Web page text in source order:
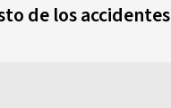
de los accidentes